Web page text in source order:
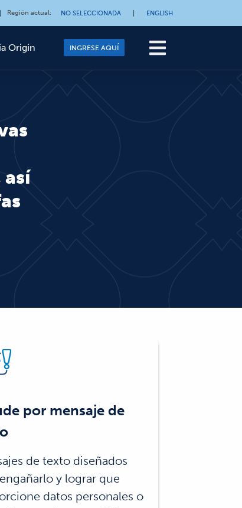
Región actual: NO SELECCIONADA ENGLISH
Origin INGRESE AQUÍ
así
por mensaje de
de texto diseñados
y lograr que
datos personales o